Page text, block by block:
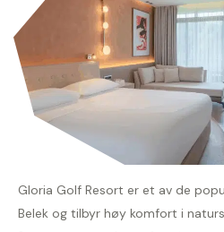
Gloria Golf Resort er et av de
Belek og tilbyr høy komfort i